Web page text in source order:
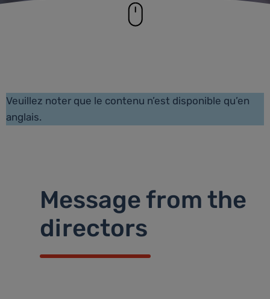
Veuillez noter que le contenu n’est disponible qu’en
anglais.
Message from the
directors